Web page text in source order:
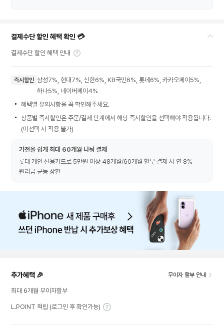
결제수단 할인 혜택 확인 💳
결제수단 할인 혜택 안내
즉시할인 삼성7%, 현대7%, 신한6%, KB국민6%, 롯데6%, 카카오페이5%,
하나5%, 네이버페이4%
혜택별 유의사항을 꼭 확인해주세요.
상품별 즉시할인은 주문/결제 단계에서 해당 즉시할인을 선택해야 적용됩니다.
(미선택 시 적용 불가)
가전을 쉽게 최대 60개월 나눠 결제
롯데 개인 신용카드로 5만원 이상 48개월/60개월 할부 결제 시 연 8%
원리금 균등 상환
추가혜택 🎉 무이자 할부 안내
최대 6개월 무이자할부
L.POINT 적립 (로그인 후 확인가능)